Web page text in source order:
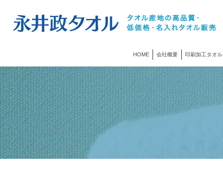
HOME 会社概要 印刷加工タオル